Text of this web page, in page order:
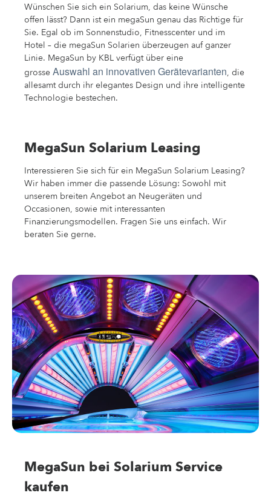
Wünschen Sie sich ein Solarium, das keine Wünsche
offen lässt? Dann ist ein megaSun genau das Richtige für
Sie. Egal ob im Sonnenstudio, Fitnesscenter und im
Hotel – die megaSun Solarien überzeugen auf ganzer
Linie. MegaSun by KBL verfügt über eine
grosse Auswahl an innovativen Gerätevarianten, die
allesamt durch ihr elegantes Design und ihre intelligente
Technologie bestechen.
MegaSun Solarium Leasing
Interessieren Sie sich für ein MegaSun Solarium Leasing?
Wir haben immer die passende Lösung: Sowohl mit
unserem breiten Angebot an Neugeräten und
Occasionen, sowie mit interessanten
Finanzierungsmodellen. Fragen Sie uns einfach. Wir
beraten Sie gerne.
MegaSun bei Solarium Service
kaufen